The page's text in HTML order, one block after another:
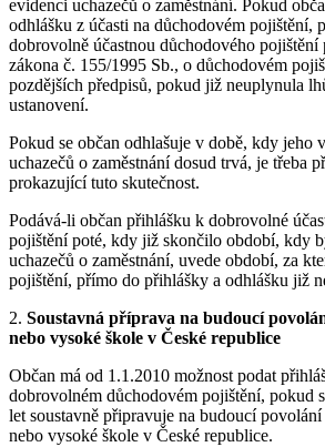
evidenci uchazečů o zaměstnání. Pokud
odhlášku z účasti na důchodovém pojištění,
dobrovolně účastnou důchodového pojištění
zákona č. 155/1995 Sb., o důchodovém
pozdějších předpisů, pokud již neuplynula
ustanovení.
Pokud se občan odhlašuje v době, kdy jeho
uchazečů o zaměstnání dosud trvá, je třeba
prokazující tuto skutečnost.
Podává-li občan přihlášku k dobrovolné
pojištění poté, kdy již skončilo období, kdy
uchazečů o zaměstnání, uvede období, za
pojištění, přímo do přihlášky a odhlášku již
2. Soustavná příprava na budoucí
nebo vysoké škole v České republice
Občan má od 1.1.2010 možnost podat
dobrovolném důchodovém pojištění, pokud
let soustavně připravuje na budoucí
nebo vysoké škole v České republice.